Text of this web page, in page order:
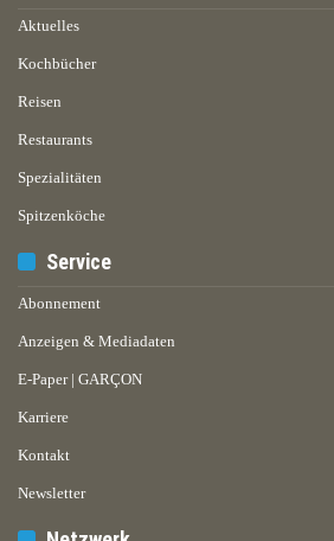
Aktuelles
Kochbücher
Reisen
Restaurants
Spezialitäten
Spitzenköche
Service
Abonnement
Anzeigen & Mediadaten
E-Paper | GARÇON
Karriere
Kontakt
Newsletter